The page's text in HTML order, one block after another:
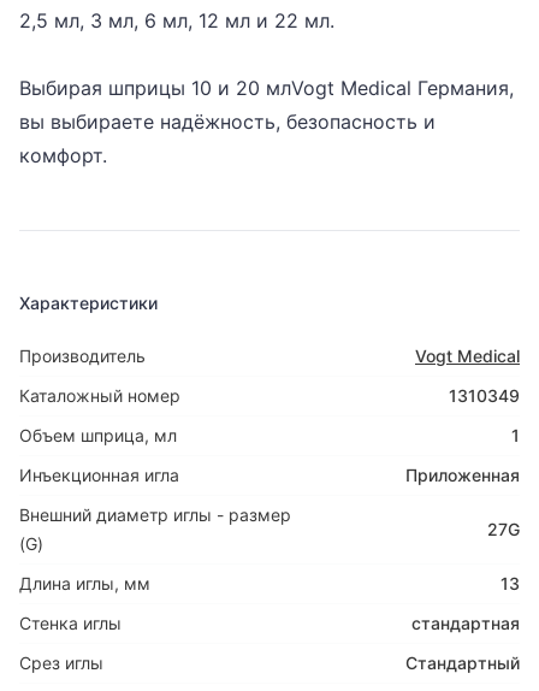
2,5 мл, 3 мл, 6 мл, 12 мл и 22 мл.
Выбирая шприцы 10 и 20 млVogt Medical Германия,
вы выбираете надёжность, безопасность и
комфорт.
Характеристики
Производитель
Vogt Medical
Каталожный номер
1310349
Объем шприца, мл
1
Инъекционная игла
Приложенная
Внешний диаметр иглы - размер
(G)
27G
Длина иглы, мм
13
Стенка иглы
стандартная
Срез иглы
Стандартный